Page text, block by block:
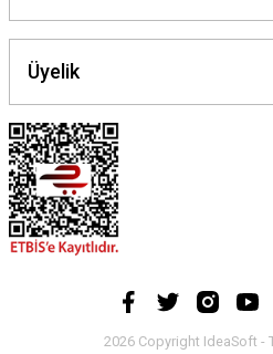
Üyelik
2026 Copyright IdeaSoft -